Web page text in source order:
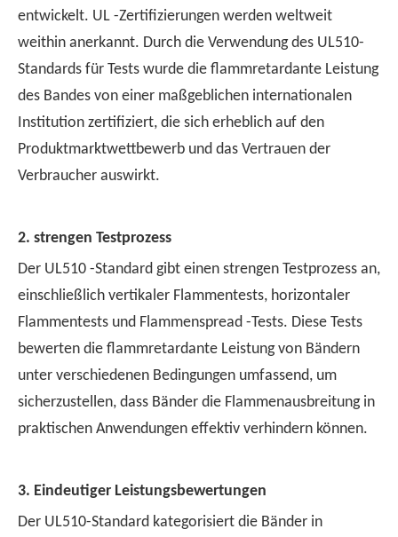
entwickelt. UL -Zertifizierungen werden weltweit
weithin anerkannt. Durch die Verwendung des UL510-
Standards für Tests wurde die flammretardante Leistung
des Bandes von einer maßgeblichen internationalen
Institution zertifiziert, die sich erheblich auf den
Produktmarktwettbewerb und das Vertrauen der
Verbraucher auswirkt.
2. strengen Testprozess
Der UL510 -Standard gibt einen strengen Testprozess an,
einschließlich vertikaler Flammentests, horizontaler
Flammentests und Flammenspread -Tests. Diese Tests
bewerten die flammretardante Leistung von Bändern
unter verschiedenen Bedingungen umfassend, um
sicherzustellen, dass Bänder die Flammenausbreitung in
praktischen Anwendungen effektiv verhindern können.
3. Eindeutiger Leistungsbewertungen
Der UL510-Standard kategorisiert die Bänder in